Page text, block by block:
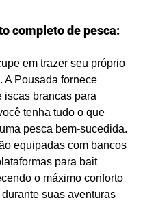
completo de pesca:
em trazer seu próprio
A Pousada fornece
iscas brancas para
tenha tudo o que
pesca bem-sucedida.
equipadas com bancos
para bait
o máximo conforto
suas aventuras